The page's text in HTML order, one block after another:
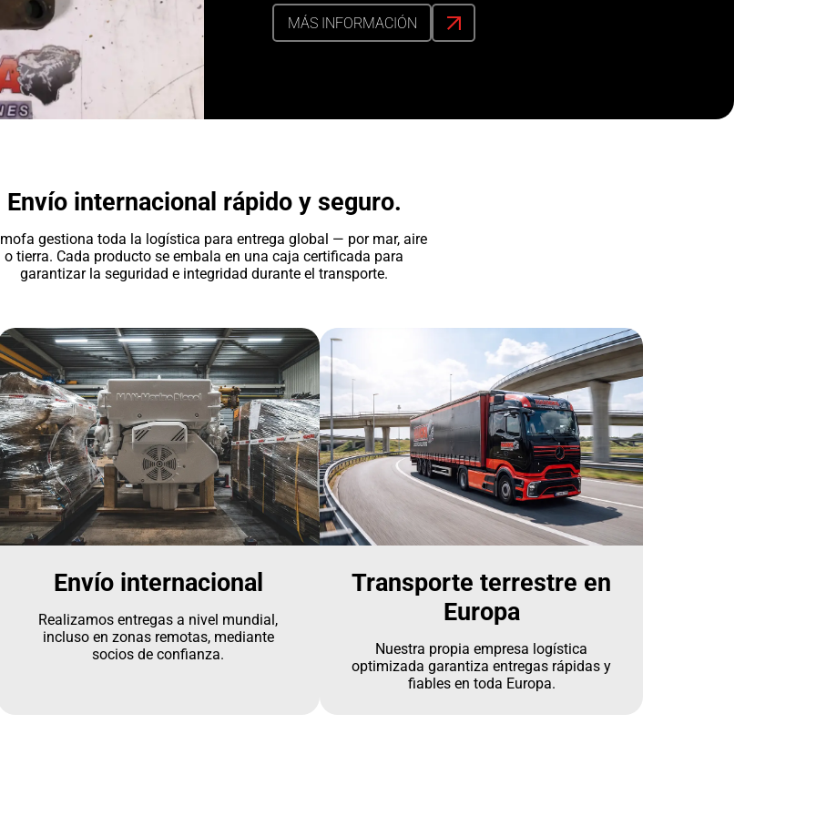
MÁS INFORMACIÓN
Envío internacional rápido y seguro.
gestiona toda la logística para entrega global — por mar, aire
o tierra. Cada producto se embala en una caja certificada para
garantizar la seguridad e integridad durante el transporte.
Envío internacional
Realizamos entregas a nivel mundial,
incluso en zonas remotas, mediante
socios de confianza.
Transporte terrestre en
Europa
Nuestra propia empresa logística
optimizada garantiza entregas rápidas y
fiables en toda Europa.